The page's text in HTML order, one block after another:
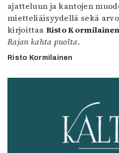
ajatteluun ja kantojen
mietteliäisyydellä sekä
kirjoittaa Risto Kormilainen
Rajan kahta puolta.
Risto Kormilainen